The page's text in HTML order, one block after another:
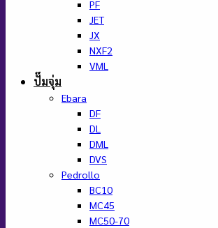
PF
JET
JX
NXF2
VML
ปั๊มจุ่ม
Ebara
DF
DL
DML
DVS
Pedrollo
BC10
MC45
MC50-70